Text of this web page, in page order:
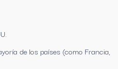
de los países (como Francia,